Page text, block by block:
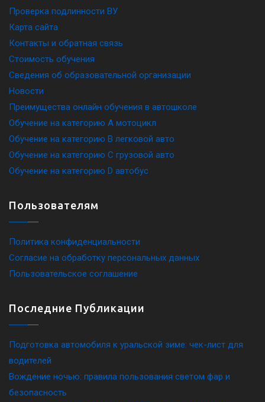
Проверка подлинности ВУ
Карта сайта
Контакты и обратная связь
Стоимость обучения
Сведения об образовательной организации
Новости
Преимущества онлайн обучения в автошколе
Обучение на категорию A мотоцикл
Обучение на категорию B легковой авто
Обучение на категорию C грузовой авто
Обучение на категорию D автобус
Пользователям
Политика конфиденциальности
Согласие на обработку персональных данных
Пользовательское соглашение
Последние Публикации
Подготовка автомобиля к уральской зиме: чек-лист для
водителей
Вождение ночью: правила пользования светом фар и
безопасность